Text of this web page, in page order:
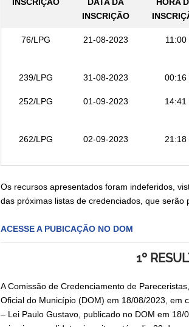
INSCRIÇÃO
DATA DA
INSCRIÇÃO
HORA
76/LPG 21-08-2023 11:00
239/LPG 31-08-2023 00:16
252/LPG 01-09-2023 14:41
262/LPG 02-09-2023 21:18
Os recursos apresentados foram indeferidos,
das próximas listas de credenciados, que
ACESSE A PUBICAÇÃO NO DOM
1º
A Comissão de Credenciamento de
Oficial do Município (DOM) em 18/08/2023, em
– Lei Paulo Gustavo, publicado no DOM em